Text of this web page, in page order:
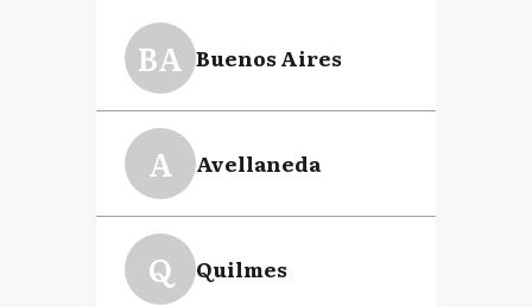
BA Buenos Aires
A Avellaneda
Q Quilmes